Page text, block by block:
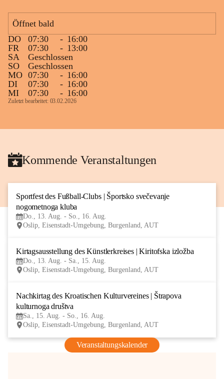
Öffnet bald
DO
07:30 - 16:00
FR
07:30 - 13:00
SA
Geschlossen
SO
Geschlossen
MO 07:30 - 16:00
DI
07:30 - 16:00
MI
07:30 - 16:00
Zuletzt bearbeitet: 03.02.2026
Kommende Veranstaltungen
Sportfest des Fußball-Clubs | Športsko svečevanje
nogometnoga kluba
Do., 13. Aug. - So., 16. Aug.
Oslip, Eisenstadt-Umgebung, Burgenland, AUT
Kirtagsausstellung des Künstlerkreises | Kiritofska izložba
Do., 13. Aug. - Sa., 15. Aug.
Oslip, Eisenstadt-Umgebung, Burgenland, AUT
Nachkirtag des Kroatischen Kulturvereines | Štrapova
kulturnoga društva
Sa., 15. Aug. - So., 16. Aug.
Oslip, Eisenstadt-Umgebung, Burgenland, AUT
Veranstaltungskalender